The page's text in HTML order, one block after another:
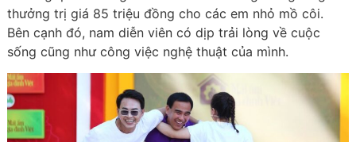
thưởng trị giá 85 triệu đồng cho các em nhỏ mồ côi.
Bên cạnh đó, nam diễn viên có dịp trải lòng về cuộc
sống cũng như công việc nghệ thuật của mình.